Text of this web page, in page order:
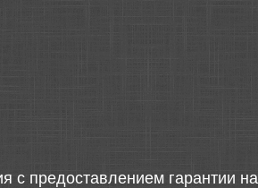
предоставлением гарантии